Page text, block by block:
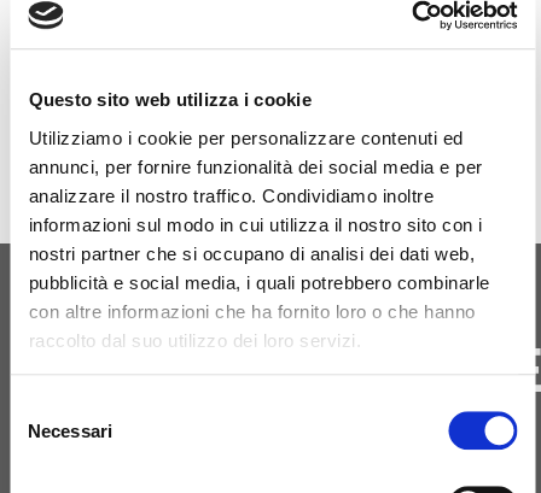
Questo sito web utilizza i cookie
Utilizziamo i cookie per personalizzare contenuti ed
annunci, per fornire funzionalità dei social media e per
analizzare il nostro traffico. Condividiamo inoltre
informazioni sul modo in cui utilizza il nostro sito con i
nostri partner che si occupano di analisi dei dati web,
pubblicità e social media, i quali potrebbero combinarle
con altre informazioni che ha fornito loro o che hanno
raccolto dal suo utilizzo dei loro servizi.
delNecessari
Ι ΦΕ
Λήψη
ΑΡΧΙΚΉ ΓΈΝΝΗΣΗ
ΜΑΖΙ ΜΑΣ